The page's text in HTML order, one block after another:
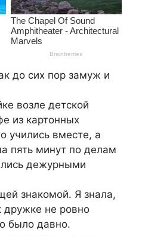
до сих пор замуж и
возле детской
из картонных
учились вместе, а
пять минут по делам
дежурными
знакомой. Я знала,
дружке не ровно
было давно.